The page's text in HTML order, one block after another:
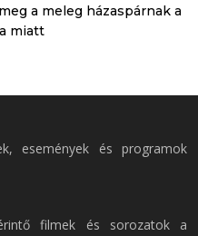
a meleg házaspárnak a
miatt
események és programok
filmek és sorozatok a